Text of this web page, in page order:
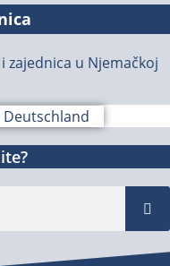
u Njemačkoj